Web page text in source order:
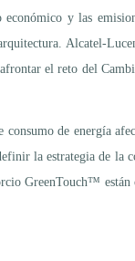
y las
Alcatel-
el reto del
de energía
la estrategia de la
GreenTouch™